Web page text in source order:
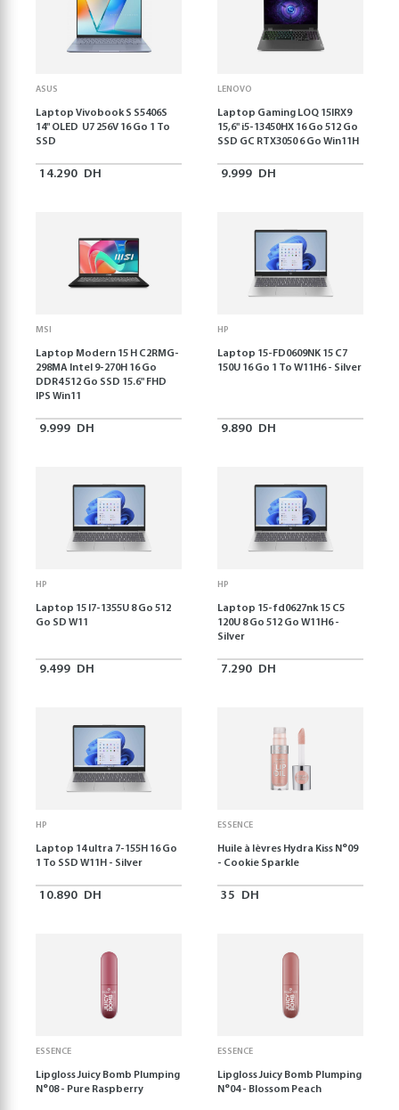
ASUS
Laptop Vivobook S S5406S
14" OLED U7 256V 16 Go 1 To
SSD
14.290 DH
LENOVO
Laptop Gaming LOQ 15IRX9
15,6'' i5-13450HX 16 Go 512 Go
SSD GC RTX3050 6 Go Win11H
9.999 DH
MSI
Laptop Modern 15 H C2RMG-
298MA Intel 9-270H 16 Go
DDR4 512 Go SSD 15.6" FHD
IPS Win11
9.999 DH
HP
Laptop 15-FD0609NK 15 C7
150U 16 Go 1 To W11H6 - Silver
9.890 DH
HP
Laptop 15 I7-1355U 8 Go 512
Go SD W11
9.499 DH
HP
Laptop 15-fd0627nk 15 C5
120U 8 Go 512 Go W11H6 -
Silver
7.290 DH
HP
Laptop 14 ultra 7-155H 16 Go
1 To SSD W11H - Silver
10.890 DH
ESSENCE
Huile à lèvres Hydra Kiss N°09
- Cookie Sparkle
35 DH
ESSENCE
Lipgloss Juicy Bomb Plumping
N°08 - Pure Raspberry
ESSENCE
Lipgloss Juicy Bomb Plumping
N°04 - Blossom Peach